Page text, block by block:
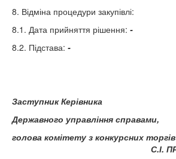
8. Відміна процедури закупівлі:
8.1. Дата прийняття рішення: -
8.2. Підстава: -
Заступник Керівника
Державного управління справами,
голова комітету з конкурсних
С.І.